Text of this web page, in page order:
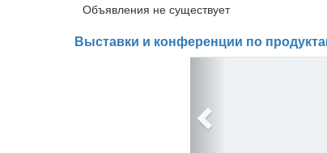
Объявления не существует
Выставки и конференции по